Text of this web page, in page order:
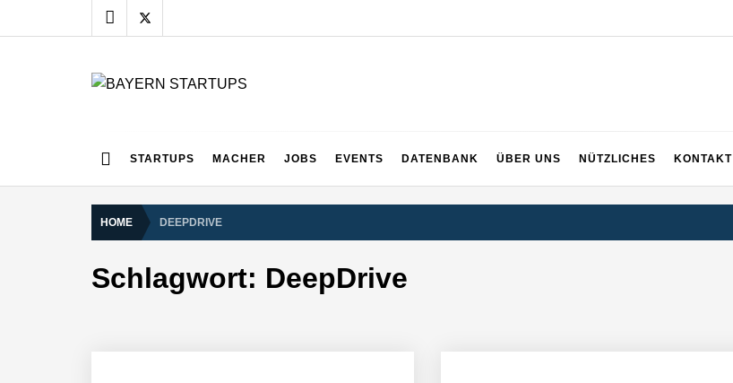
to
STARTUPS MACHER JOBS EVENTS DATENBANK ÜBER UNS NÜTZLICHES KONTAKT
HOME DEEPDRIVE
Schlagwort: DeepDrive